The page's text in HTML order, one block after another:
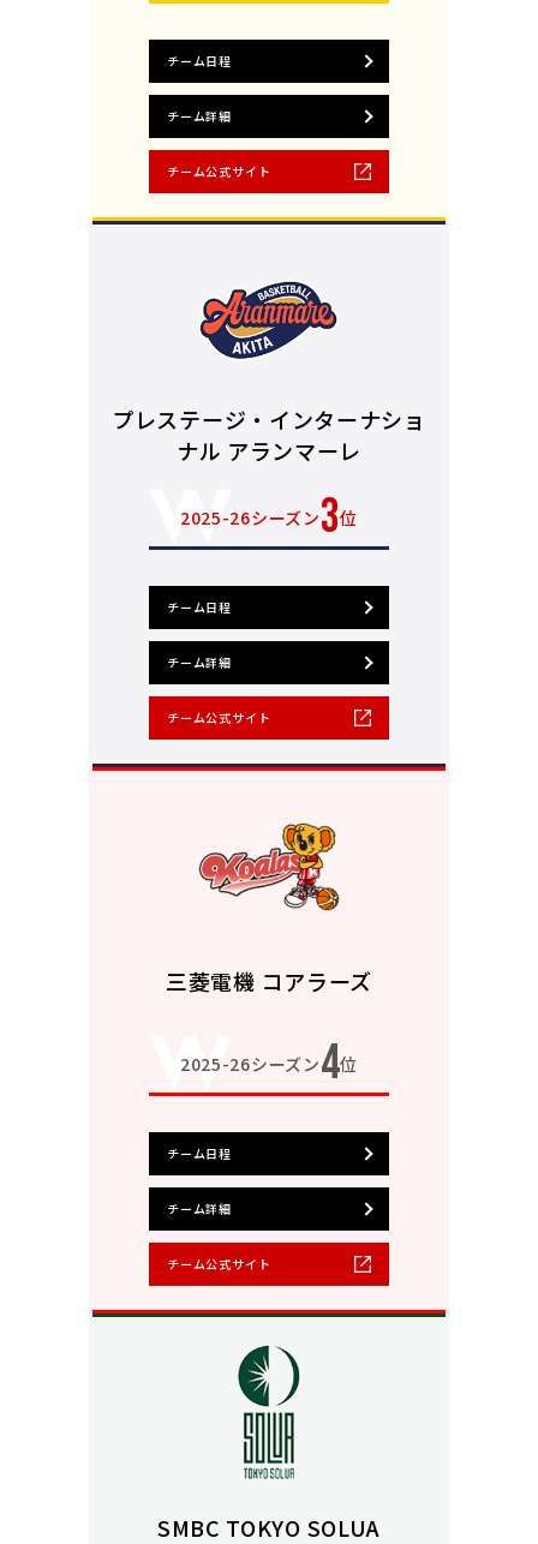
チーム日程
チーム詳細
チーム公式サイト
プレステージ・インターナショ
ナル アランマーレ
2025-26シーズン3位
チーム日程
チーム詳細
チーム公式サイト
三菱電機 コアラーズ
2025-26シーズン4位
チーム日程
チーム詳細
チーム公式サイト
SMBC TOKYO SOLUA